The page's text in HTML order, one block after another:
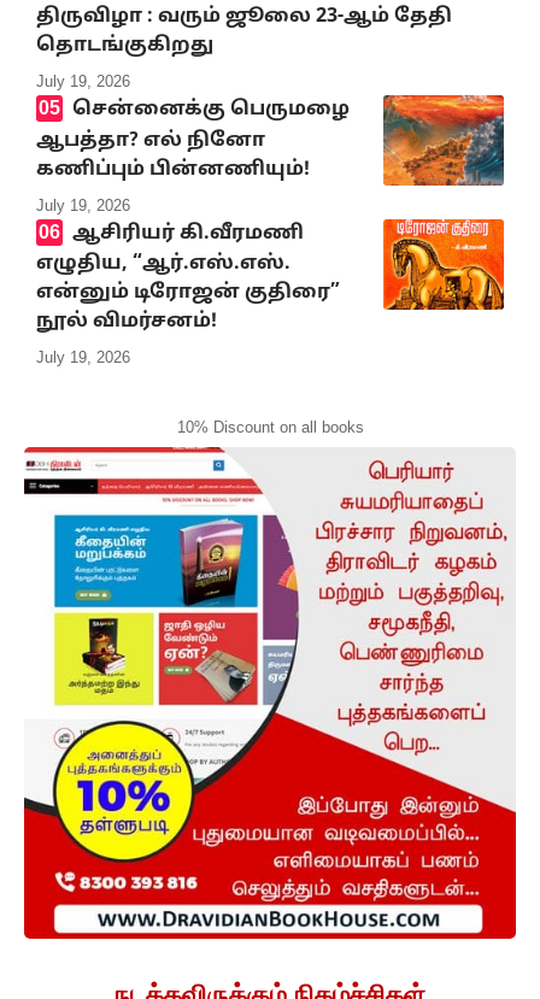
திருவிழா : வரும் ஜூலை 23-ஆம் தேதி
தொடங்குகிறது
July 19, 2026
சென்னைக்கு பெருமழை
ஆபத்தா? எல் நினோ
கணிப்பும் பின்னணியும்!
July 19, 2026
ஆசிரியர் கி.வீரமணி
எழுதிய, “ஆர்.எஸ்.எஸ்.
என்னும் டிரோஜன் குதிரை”
நூல் விமர்சனம்!
July 19, 2026
10% Discount on all books